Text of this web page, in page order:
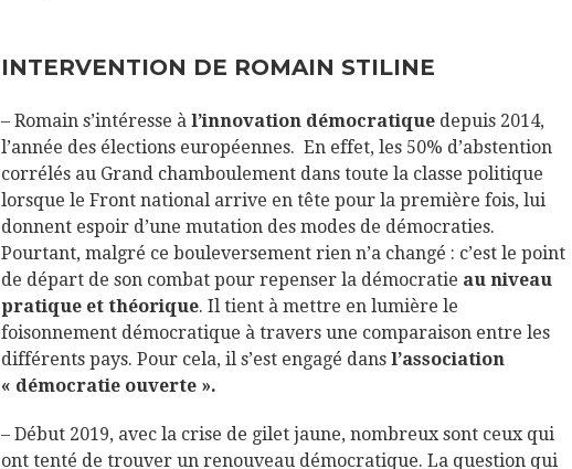
INTERVENTION DE ROMAIN STILINE
– Romain s’intéresse à l’innovation démocratique depuis 2014,
l’année des élections européennes. En effet, les 50% d’abstention
corrélés au Grand chamboulement dans toute la classe politique
lorsque le Front national arrive en tête pour la première fois, lui
donnent espoir d’une mutation des modes de démocraties.
Pourtant, malgré ce bouleversement rien n’a changé : c’est le point
de départ de son combat pour repenser la démocratie au niveau
pratique et théorique. Il tient à mettre en lumière le
foisonnement démocratique à travers une comparaison entre les
différents pays. Pour cela, il s’est engagé dans l’association
« démocratie ouverte ».
– Début 2019, avec la crise de gilet jaune, nombreux sont ceux qui
ont tenté de trouver un renouveau démocratique. La question qui